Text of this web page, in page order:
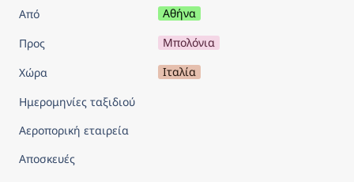
Από
Αθήνα
Προς
Μπολόνια
Χώρα
Ιταλία
Ημερομηνίες ταξιδιού
Αεροπορική εταιρεία
Αποσκευές